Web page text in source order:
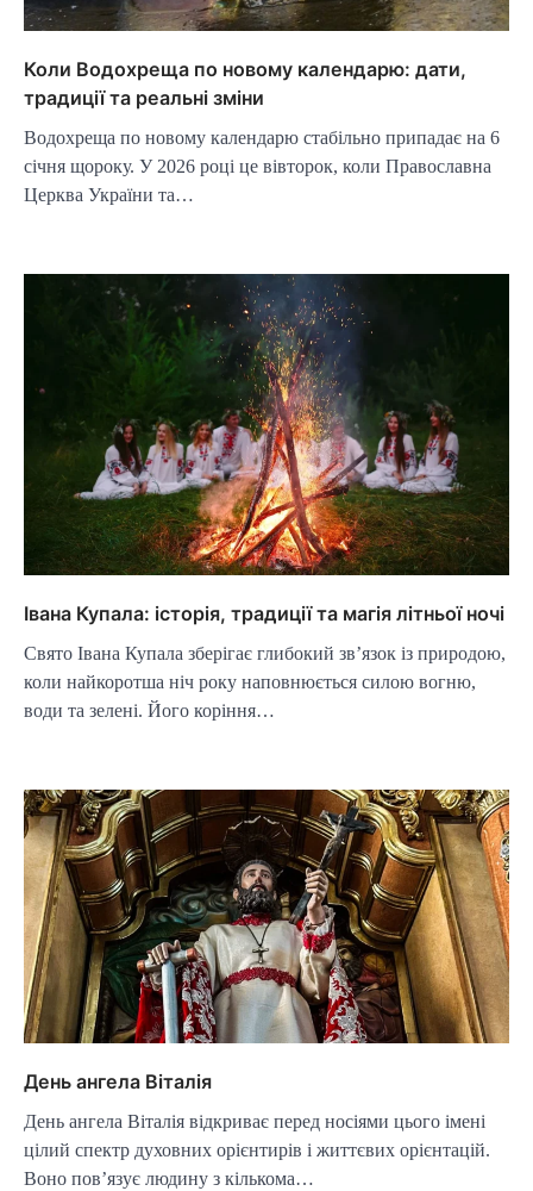
Коли Водохреща по новому календарю: дати,
традиції та реальні зміни
Водохреща по новому календарю стабільно припадає на 6
січня щороку. У 2026 році це вівторок, коли Православна
Церква України та…
Івана Купала: історія, традиції та магія літньої ночі
Свято Івана Купала зберігає глибокий зв’язок із природою,
коли найкоротша ніч року наповнюється силою вогню,
води та зелені. Його коріння…
День ангела Віталія
День ангела Віталія відкриває перед носіями цього імені
цілий спектр духовних орієнтирів і життєвих орієнтацій.
Воно пов’язує людину з кількома…